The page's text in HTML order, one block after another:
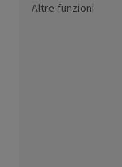
Altre funzioni